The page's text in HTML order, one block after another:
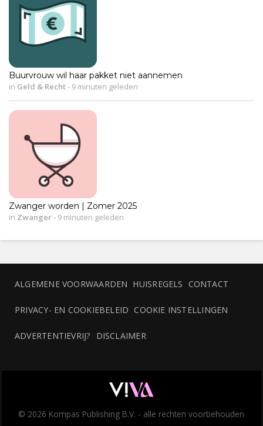
Buurvrouw wil haar pakket niet aannemen
in Geld & Recht- 9 minuten geleden
Zwanger worden | Zomer 2025
in Zwanger- 9 minuten geleden
ALGEMENE VOORWAARDEN HUISREGELS CONTACT
PRIVACY- EN COOKIEBELEID COOKIE INSTELLINGEN
ADVERTENTIEVRIJ? DISCLAIMER
© 2026 Kompas Publishing B.V. - alle rechten voorbehouden